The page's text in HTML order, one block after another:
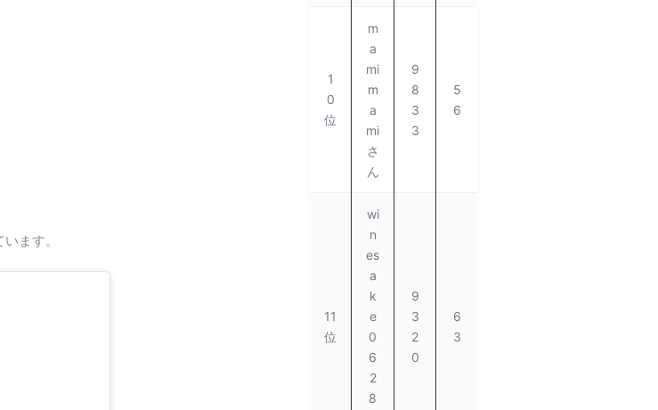
ます。
1
0
位
m
a
mi
m
a
mi
さ
ん
9
8
3
3
5
6
11
位
wi
n
es
a
k
e
0
6
2
8
9
3
2
0
6
3